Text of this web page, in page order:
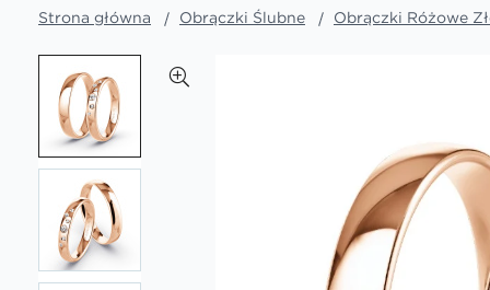
Strona główna Obrączki Ślubne Obrączki Różowe
koniec
galerii